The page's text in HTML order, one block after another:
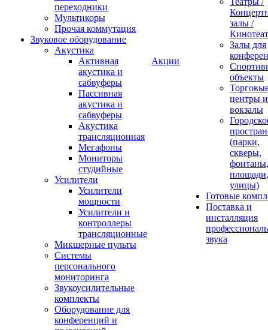
переходники
Мультикоры
Прочая коммутация
Звуковое оборудование
Акустика
Активная
акустика и
сабвуферы
Пассивная
акустика и
сабвуферы
Акустика
трансляционная
Мегафоны
Мониторы
студийные
Усилители
Усилители
мощности
Усилители и
контроллеры
трансляционные
Микшерные пульты
Системы
персонального
мониторинга
Звукоусилительные
комплекты
Оборудование для
конференций и
Акции
залы /
Залы для
объекты
центры и
вокзалы
(парки,
скверы,
фонтаны,
площади,
улицы)
Готовые
Поставка и
инсталляция
звука